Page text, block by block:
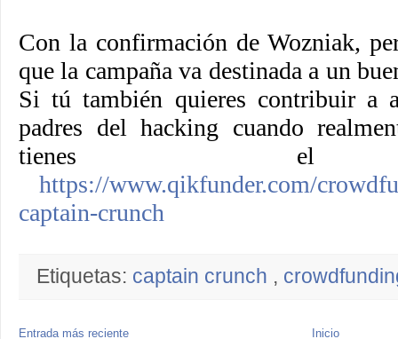
Con la confirmación de Wozniak,
que la campaña va destinada a un
Si tú también quieres contribuir a
padres del hacking cuando
tienes el
https://www.qikfunder.com/
captain-crunch
Etiquetas: captain crunch ,
Entrada más reciente Inicio